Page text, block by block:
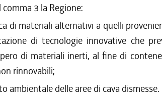
3 la Regione:
di materiali alternativi a quelli
di tecnologie innovative che
di materiali inerti, al fine di
rinnovabili;
ambientale delle aree di cava dismesse.